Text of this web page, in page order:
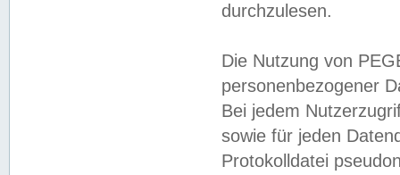
durchzulesen.
Die Nutzung von
personenbezogener
Bei jedem
sowie für jeden
Protokolldatei